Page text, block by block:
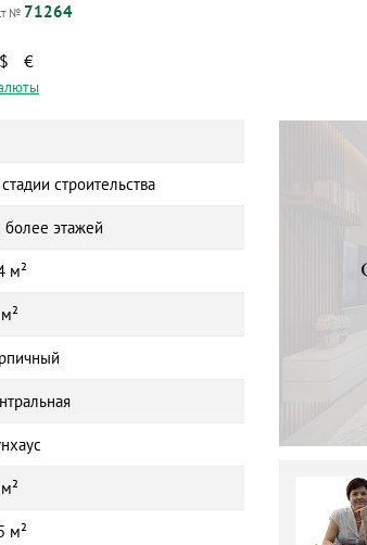
№ 71264
$ €
строительства
более этажей
м²
м²